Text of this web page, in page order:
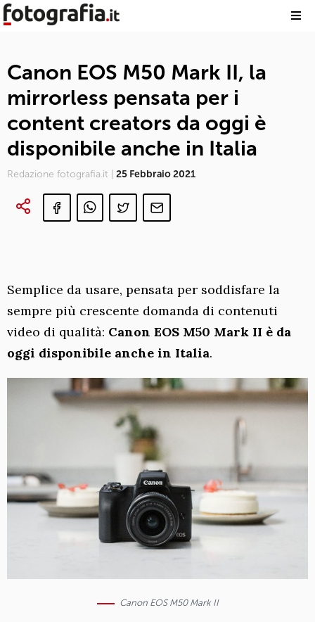
Canon EOS M50 Mark II, la
mirrorless pensata per i
content creators da oggi è
disponibile anche in Italia
Redazione fotografia.it | 25 Febbraio 2021
Semplice da usare, pensata per soddisfare la
sempre più crescente domanda di contenuti
video di qualità: Canon EOS M50 Mark II è da
oggi disponibile anche in Italia.
Canon EOS M50 Mark II